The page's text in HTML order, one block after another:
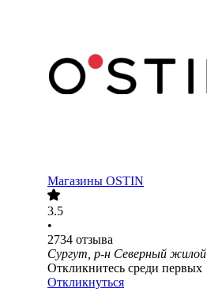
Магазины OSTIN
3.5
•
2734 отзыва
Сургут, р-н Северный жилой
Откликнитесь среди первых
Откликнуться